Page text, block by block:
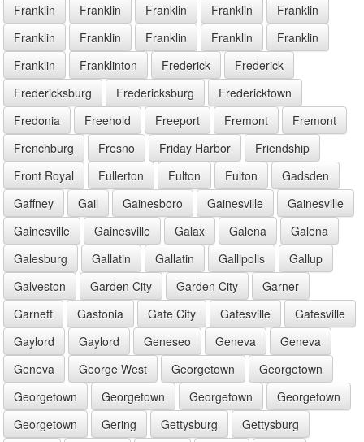
Franklin
Franklin Franklin Franklin
Franklin
Franklin
Franklin Franklin Franklin
Franklin
Franklin
Franklinton Frederick
Frederick
Fredericksburg
Fredericksburg
Fredericktown
Fredonia
Freehold Freeport Fremont
Fremont
Frenchburg
Fresno Friday Harbor
Friendship
Front Royal
Fullerton Fulton Fulton
Gadsden
Gaffney
Gail Gainesboro Gainesville
Gainesville
Gainesville
Gainesville Galax Galena
Galena
Galesburg
Gallatin Gallatin Gallipolis
Gallup
Galveston
Garden City Garden City
Garner
Garnett
Gastonia Gate City Gatesville
Gatesville
Gaylord
Gaylord Geneseo Geneva
Geneva
Geneva
George West Georgetown
Georgetown
Georgetown
Georgetown Georgetown
Georgetown
Georgetown
Gering Gettysburg
Gettysburg